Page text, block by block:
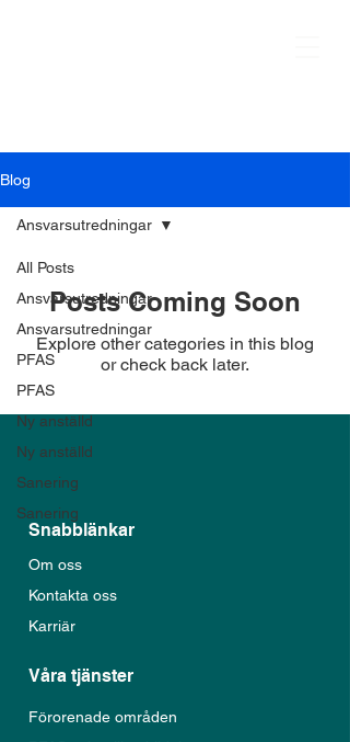
Blog
All Posts
Ansvarsutredningar
Ansvarsutredningar
PFAS
PFAS
Ny anställd
Ny anställd
Sanering
Sanering
Ansvarsutredningar
Posts Coming Soon
Explore other categories in this blog
or check back later.
Snabblänkar
Om oss
Kontakta oss
Karriär
Våra tjänster
Förorenade områden